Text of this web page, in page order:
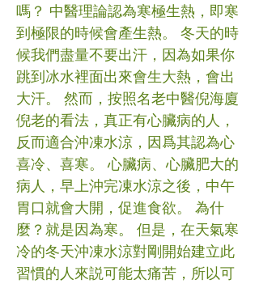
嗎？ 中醫理論認為寒極生熱，即寒
到極限的時候會產生熱。 冬天的時
候我們盡量不要出汗，因為如果你
跳到冰水裡面出來會生大熱，會出
大汗。 然而，按照名老中醫倪海廈
倪老的看法，真正有心臟病的人，
反而適合沖凍水涼，因爲其認為心
喜冷、喜寒。 心臟病、心臟肥大的
病人，早上沖完凍水涼之後，中午
胃口就會大開，促進食欲。 為什
麼？就是因為寒。 但是，在天氣寒
冷的冬天沖凍水涼對剛開始建立此
習慣的人來説可能太痛苦，所以可